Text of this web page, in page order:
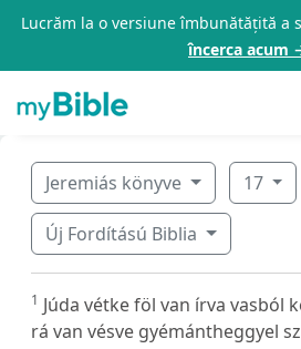
Lucrăm la o versiune îmbunătățită a
încerca acum
Jeremiás könyve 17
Új Fordítású Biblia
1 Júda vétke föl van írva vasból
rá van vésve gyémántheggyel